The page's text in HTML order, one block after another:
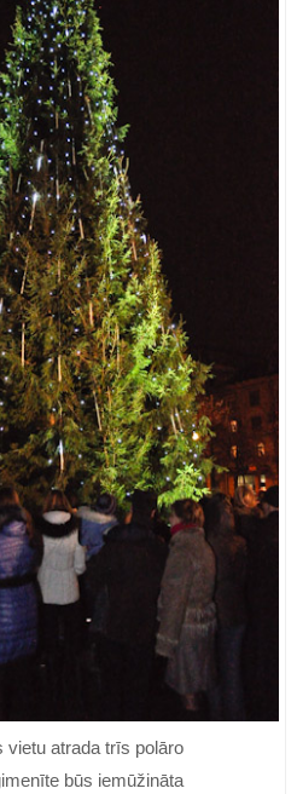
vietu atrada trīs polāro
būs iemūžināta